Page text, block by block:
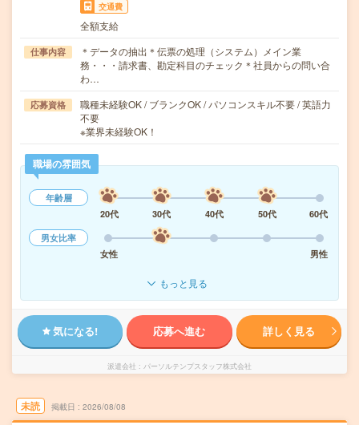
交通費
全額支給
仕事内容
＊データの抽出＊伝票の処理（システム）メイン業
務・・・請求書、勘定科目のチェック＊社員からの問い合
わ…
応募資格
職種未経験OK / ブランクOK / パソコンスキル不要 / 英語力
不要
※業界未経験OK！
職場の雰囲気
年齢層
20代
30代 40代 50代
60代
男女比率
女性
男性
もっと見る
気になる! 応募へ進む 詳しく見る
派遣会社 パーソルテンプスタッフ株式会社
未読 掲載日 2026/08/08